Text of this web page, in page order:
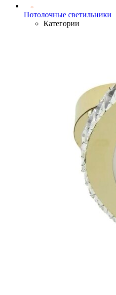
Потолочные светильники
Категории